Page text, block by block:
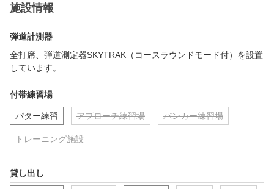
施設情報
弾道計測器
全打席、弾道測定器SKYTRAK（コースラウンドモード付）を設置
しています。
付帯練習場
パター練習 アプローチ練習場 バンカー練習場
トレーニング施設
貸し出し